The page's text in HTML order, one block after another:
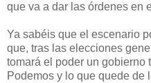
que va a dar las órdenes en
Ya sabéis que el escenario
que, tras las elecciones
tomará el poder un gobierno
Podemos y lo que quede de